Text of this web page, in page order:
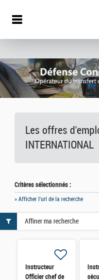
Les offres
INTERNATIONAL
Critères sélectionnés :
» Afficher l'url de la recherche
Instructeur
Officier chef de
Affiner ma recherche